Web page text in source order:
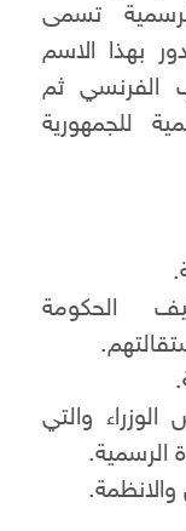
تسمى
بهذا الاسم
الفرنسي ثم
للجمهورية
الحكومة
والتي